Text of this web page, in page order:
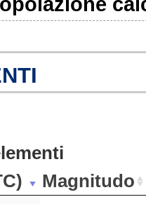
GNL
VSD
90
Magnitudo